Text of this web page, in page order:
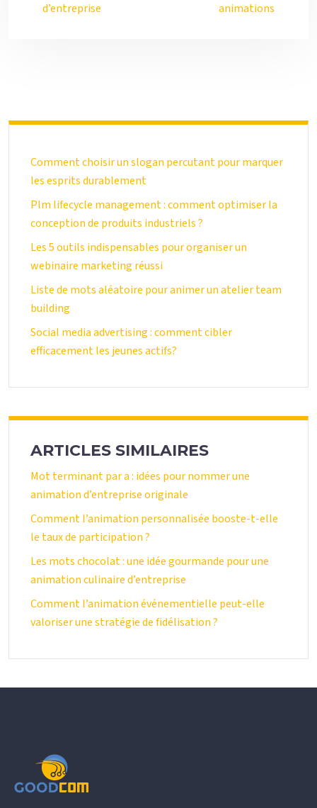
d’entreprise
animations
Comment choisir un slogan percutant pour marquer
les esprits durablement
Plm lifecycle management : comment optimiser la
conception de produits industriels ?
Les 5 outils indispensables pour organiser un
webinaire marketing réussi
Liste de mots aléatoire pour animer un atelier team
building
Social media advertising : comment cibler
efficacement les jeunes actifs?
ARTICLES SIMILAIRES
Mot terminant par a : idées pour nommer une
animation d’entreprise originale
Comment l’animation personnalisée booste-t-elle
le taux de participation ?
Les mots chocolat : une idée gourmande pour une
animation culinaire d’entreprise
Comment l’animation événementielle peut-elle
valoriser une stratégie de fidélisation ?